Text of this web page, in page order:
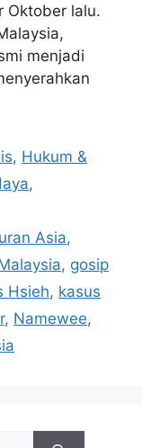
Oktober lalu.
menjadi
, Hukum &
,
Asia,
, gosip
Hsieh, kasus
, Namewee,